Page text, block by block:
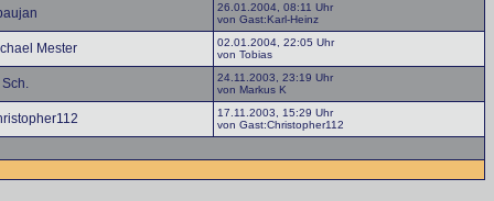
26.01.2004, 08:11 Uhr
von Gast:Karl-Heinz
Mester
02.01.2004, 22:05 Uhr
von Tobias
24.11.2003, 23:19 Uhr
von Markus K
17.11.2003, 15:29 Uhr
von Gast:Christopher112